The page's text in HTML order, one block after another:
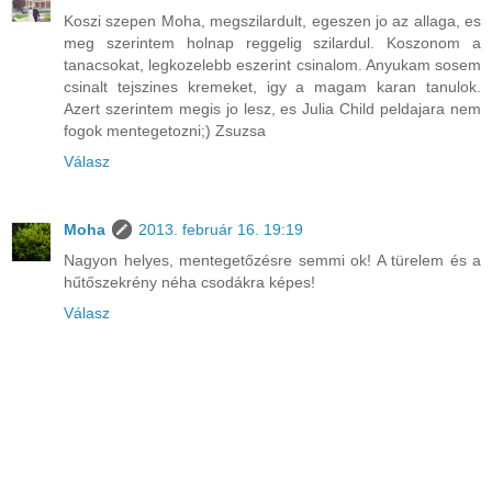
Koszi szepen Moha, megszilardult, egeszen jo az allaga, es
meg szerintem holnap reggelig szilardul. Koszonom a
tanacsokat, legkozelebb eszerint csinalom. Anyukam sosem
csinalt tejszines kremeket, igy a magam karan tanulok.
Azert szerintem megis jo lesz, es Julia Child peldajara nem
fogok mentegetozni;) Zsuzsa
Válasz
Moha
2013. február 16. 19:19
Nagyon helyes, mentegetőzésre semmi ok! A türelem és a
hűtőszekrény néha csodákra képes!
Válasz